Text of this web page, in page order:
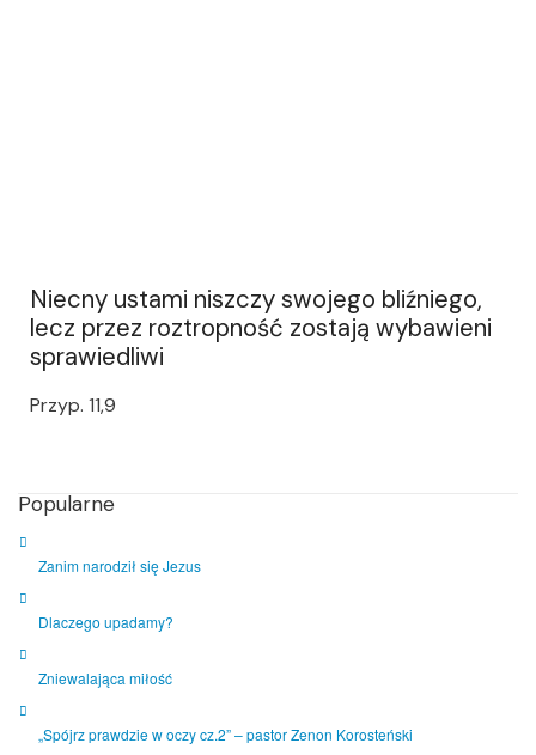
Niecny ustami niszczy swojego bliźniego,
lecz przez roztropność zostają wybawieni
sprawiedliwi
Przyp. 11,9
Popularne
Zanim narodził się Jezus
Dlaczego upadamy?
Zniewalająca miłość
„Spójrz prawdzie w oczy cz.2” – pastor Zenon Korosteński